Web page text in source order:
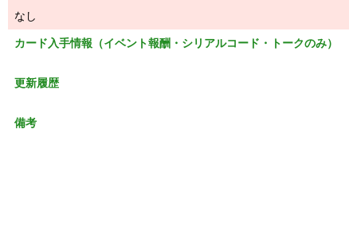
なし
カード入手情報（イベント報酬・シリアルコード・トークのみ）
更新履歴
備考